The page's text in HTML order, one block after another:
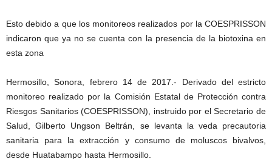
Esto debido a que los monitoreos realizados por la COESPRISSON
indicaron que ya no se cuenta con la presencia de la biotoxina en
esta zona
Hermosillo, Sonora, febrero 14 de 2017.- Derivado del estricto
monitoreo realizado por la Comisión Estatal de Protección contra
Riesgos Sanitarios (COESPRISSON), instruido por el Secretario de
Salud, Gilberto Ungson Beltrán, se levanta la veda precautoria
sanitaria para la extracción y consumo de moluscos bivalvos,
desde Huatabampo hasta Hermosillo.